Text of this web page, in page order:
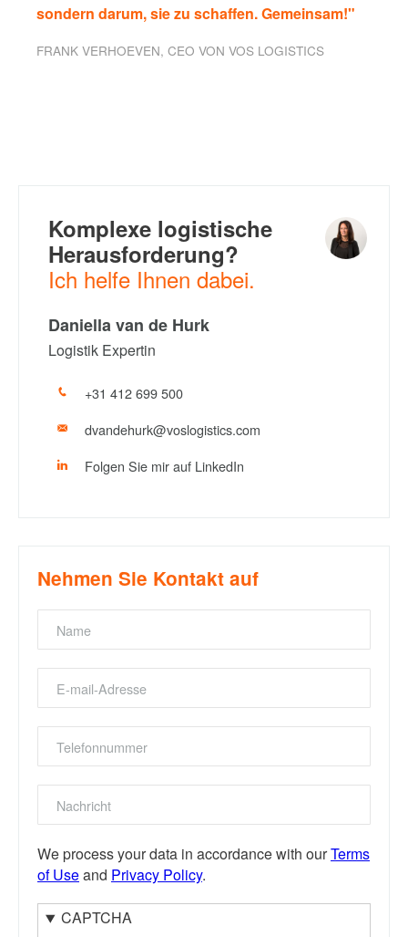
sondern darum, sie zu schaffen. Gemeinsam!"
FRANK VERHOEVEN, CEO VON VOS LOGISTICS
Komplexe logistische
Herausforderung?
Ich helfe Ihnen dabei.
Daniella van de Hurk
Logistik Expertin
+31 412 699 500
dvandehurk@voslogistics.com
Folgen Sie mir auf LinkedIn
Nehmen Sie Kontakt auf
number
We process your data in accordance with ourTerms
of Useand Privacy Policy.
CAPTCHA